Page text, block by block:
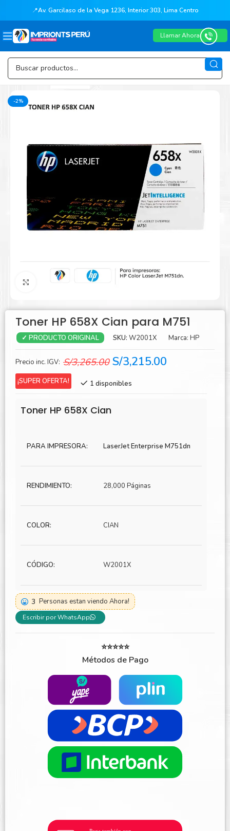
📍Av. Garcilaso de la Vega 1236, Interior 303, Lima Centro
Llamar Ahora
-2%
Agrandar
Toner HP 658X Cian para M751
✓ PRODUCTO ORIGINAL SKU: W2001X Marca: HP
Precio inc. IGV: S/3,265.00 El
original
S/3,215.00
¡SUPER OFERTA! 1 disponibles
Toner HP 658X Cian
PARA IMPRESORA: LaserJet Enterprise M751dn
RENDIMIENTO: 28,000 Páginas
COLOR: CIAN
CÓDIGO: W2001X
3 Personas estan viendo Ahora!
Escribir por WhatsApp
⭐⭐⭐⭐⭐
Métodos de Pago